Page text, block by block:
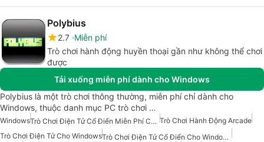
Polybius
2.7 Miễn phí
Trò chơi hành động huyền thoại gần như không thể chơi
được
Tải xuống miễn phí dành cho Windows
Polybius là một trò chơi thông thường, miễn phí chỉ dành cho
Windows, thuộc danh mục PC trò chơi …
Windows Trò Chơi Điện Tử Cổ Điển Miễn Phí Cho Windows Trò Chơi Hành Động Arcade
Trò Chơi Điện Tử Cho Windows
Trò Chơi Điện Tử Cổ Điển Cho Windows